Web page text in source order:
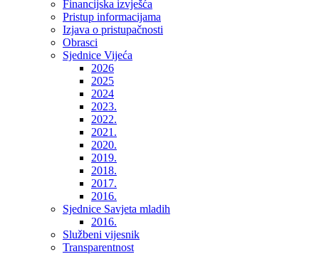
Financijska izvješća
Pristup informacijama
Izjava o pristupačnosti
Obrasci
Sjednice Vijeća
2026
2025
2024
2023.
2022.
2021.
2020.
2019.
2018.
2017.
2016.
Sjednice Savjeta mladih
2016.
Službeni vijesnik
Transparentnost